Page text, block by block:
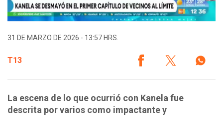
31 DE MARZO DE 2026 - 13:57 HRS.
T13
La escena de lo que ocurrió con Kanela fue
descrita por varios como impactante y